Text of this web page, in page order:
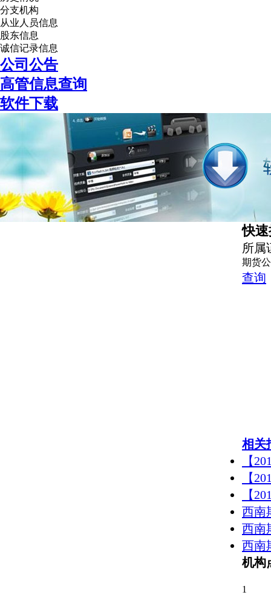
分支机构
从业人员信息
股东信息
诚信记录信息
公司公告
高管信息查询
软件下载
快
所属
期货
查询
相关
【
【
【
西南
西南
西南
机构
1